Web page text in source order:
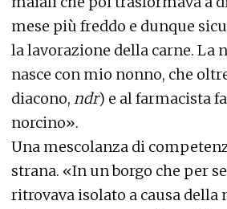
mese più freddo e dunque
la lavorazione della carne. La
nasce con mio nonno, che
diacono, ndr) e al farmacista
norcino».
Una mescolanza di
strana. «In un borgo che per
ritrovava isolato a causa della